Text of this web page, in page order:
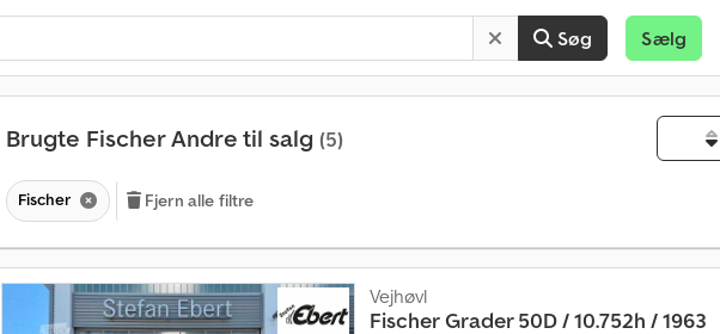
Søg Sælg
Brugte Fischer Andre til salg (5)
Fischer Fjern alle filtre
Vejhøvl
FischerGrader 50D / 10.752h / 1963